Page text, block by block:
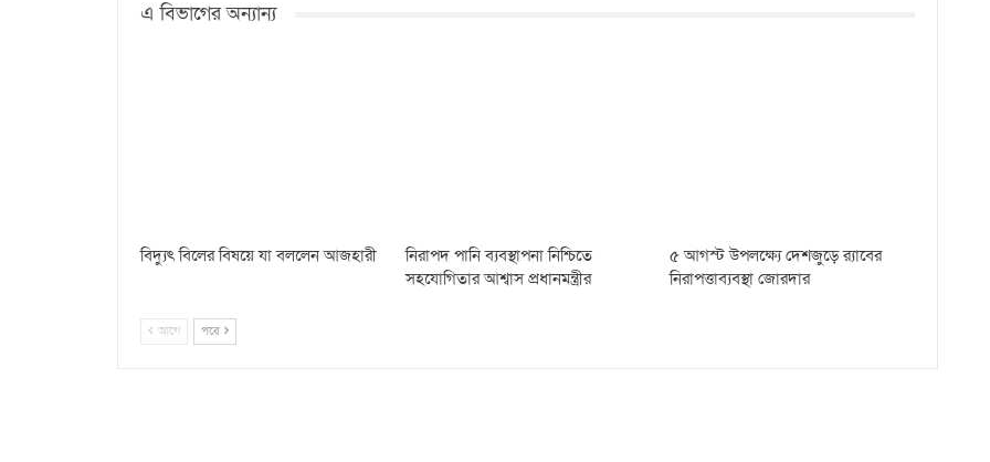
এ বিভাগের অন্যান্য
বিদ্যুৎ বিলের বিষয়ে যা বললেন আজহারী
নিরাপদ পানি ব্যবস্থাপনা নিশ্চিতে
সহযোগিতার আশ্বাস প্রধানমন্ত্রীর
৫ আগস্ট উপলক্ষ্যে দেশজুড়ে র‌্যাবের
নিরাপত্তাব্যবস্থা জোরদার
আগে পরে